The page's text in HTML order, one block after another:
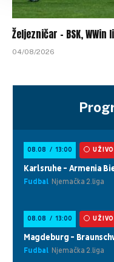
Željezničar – BSK, WWin
04/08/2026